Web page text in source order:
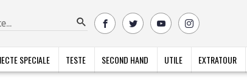
SPECIALE TESTE SECOND HAND UTILE EXTRATOUR